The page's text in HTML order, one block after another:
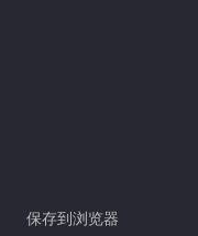
保存到浏览器